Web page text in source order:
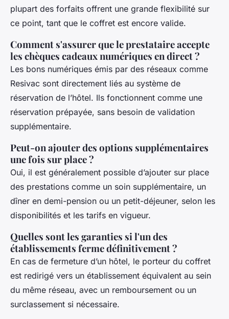
plupart des forfaits offrent une grande flexibilité sur
ce point, tant que le coffret est encore valide.
Comment s'assurer que le prestataire accepte
les chèques cadeaux numériques en direct ?
Les bons numériques émis par des réseaux comme
Resivac sont directement liés au système de
réservation de l’hôtel. Ils fonctionnent comme une
réservation prépayée, sans besoin de validation
supplémentaire.
Peut-on ajouter des options supplémentaires
une fois sur place ?
Oui, il est généralement possible d’ajouter sur place
des prestations comme un soin supplémentaire, un
dîner en demi-pension ou un petit-déjeuner, selon les
disponibilités et les tarifs en vigueur.
Quelles sont les garanties si l'un des
établissements ferme définitivement ?
En cas de fermeture d’un hôtel, le porteur du coffret
est redirigé vers un établissement équivalent au sein
du même réseau, avec un remboursement ou un
surclassement si nécessaire.